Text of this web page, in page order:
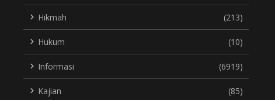
Hikmah (213)
Hukum (10)
Informasi (6919)
Kajian (85)